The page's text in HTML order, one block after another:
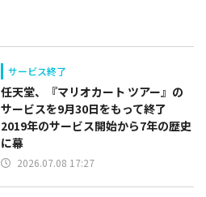
サービス終了
任天堂、『マリオカート ツアー』の
サービスを9月30日をもって終了
2019年のサービス開始から7年の歴史
に幕
2026.07.08 17:27